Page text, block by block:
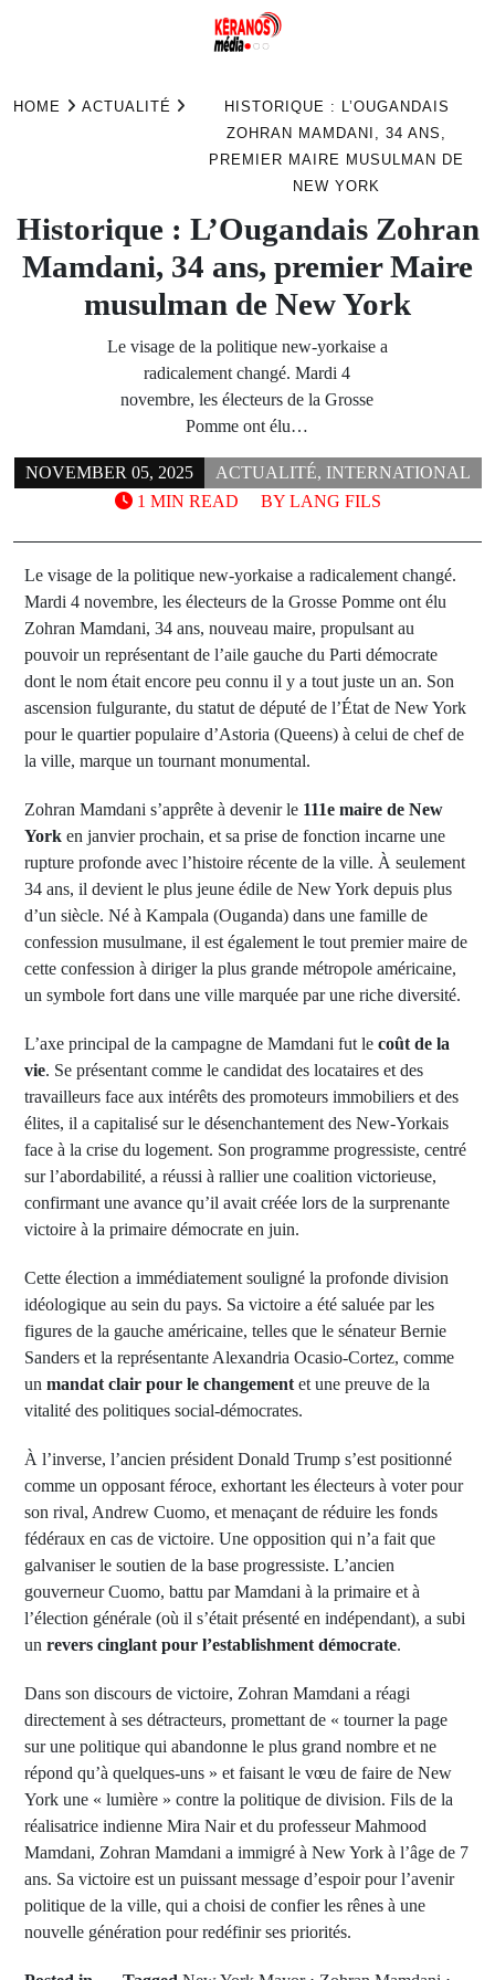
HOME ACTUALITÉ
HISTORIQUE : L’OUGANDAIS
ZOHRAN MAMDANI, 34 ANS,
PREMIER MAIRE MUSULMAN DE
NEW YORK
Historique : L’Ougandais Zohran
Mamdani, 34 ans, premier Maire
musulman de New York
Le visage de la politique new-yorkaise a
radicalement changé. Mardi 4
novembre, les électeurs de la Grosse
Pomme ont élu…
NOVEMBER 05, 2025 ACTUALITÉ, INTERNATIONAL
BY LANG FILS
1 MIN READ
Le visage de la politique new-yorkaise a radicalement changé.
Mardi 4 novembre, les électeurs de la Grosse Pomme ont élu
Zohran Mamdani, 34 ans, nouveau maire, propulsant au
pouvoir un représentant de l’aile gauche du Parti démocrate
dont le nom était encore peu connu il y a tout juste un an. Son
ascension fulgurante, du statut de député de l’État de New York
pour le quartier populaire d’Astoria (Queens) à celui de chef de
la ville, marque un tournant monumental.
Zohran Mamdani s’apprête à devenir le 111e maire de New
York en janvier prochain, et sa prise de fonction incarne une
rupture profonde avec l’histoire récente de la ville. À seulement
34 ans, il devient le plus jeune édile de New York depuis plus
d’un siècle. Né à Kampala (Ouganda) dans une famille de
confession musulmane, il est également le tout premier maire de
cette confession à diriger la plus grande métropole américaine,
un symbole fort dans une ville marquée par une riche diversité.
L’axe principal de la campagne de Mamdani fut le coût de la
vie. Se présentant comme le candidat des locataires et des
travailleurs face aux intérêts des promoteurs immobiliers et des
élites, il a capitalisé sur le désenchantement des New-Yorkais
face à la crise du logement. Son programme progressiste, centré
sur l’abordabilité, a réussi à rallier une coalition victorieuse,
confirmant une avance qu’il avait créée lors de la surprenante
victoire à la primaire démocrate en juin.
Cette élection a immédiatement souligné la profonde division
idéologique au sein du pays. Sa victoire a été saluée par les
figures de la gauche américaine, telles que le sénateur Bernie
Sanders et la représentante Alexandria Ocasio-Cortez, comme
un mandat clair pour le changement et une preuve de la
vitalité des politiques social-démocrates.
À l’inverse, l’ancien président Donald Trump s’est positionné
comme un opposant féroce, exhortant les électeurs à voter pour
son rival, Andrew Cuomo, et menaçant de réduire les fonds
fédéraux en cas de victoire. Une opposition qui n’a fait que
galvaniser le soutien de la base progressiste. L’ancien
gouverneur Cuomo, battu par Mamdani à la primaire et à
l’élection générale (où il s’était présenté en indépendant), a subi
un revers cinglant pour l’establishment démocrate.
Dans son discours de victoire, Zohran Mamdani a réagi
directement à ses détracteurs, promettant de « tourner la page
sur une politique qui abandonne le plus grand nombre et ne
répond qu’à quelques-uns » et faisant le vœu de faire de New
York une « lumière » contre la politique de division. Fils de la
réalisatrice indienne Mira Nair et du professeur Mahmood
Mamdani, Zohran Mamdani a immigré à New York à l’âge de 7
ans. Sa victoire est un puissant message d’espoir pour l’avenir
politique de la ville, qui a choisi de confier les rênes à une
nouvelle génération pour redéfinir ses priorités.